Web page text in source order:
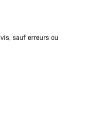
sauf erreurs ou